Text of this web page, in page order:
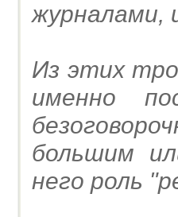
журналами,
Из этих
именно
большим
него роль